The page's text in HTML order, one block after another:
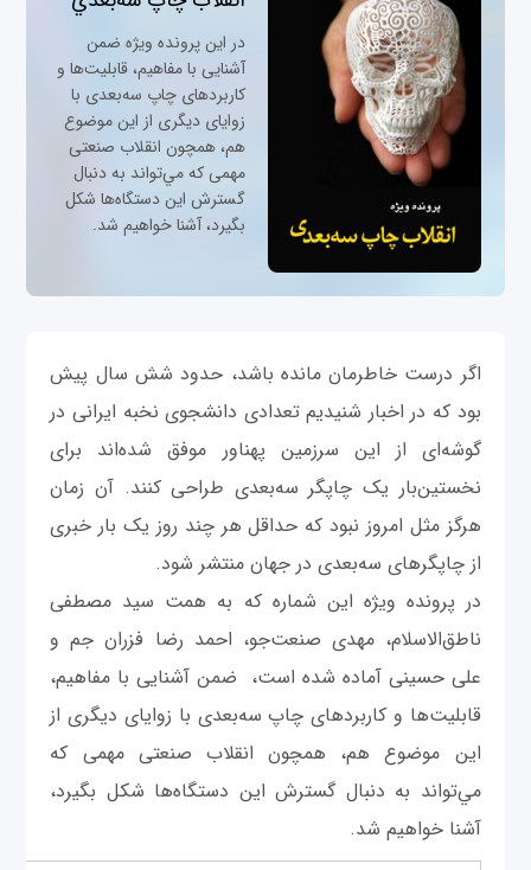
در این پرونده ویژه ضمن
آشنایی با مفاهیم، قابلیت‌ها و
کاربردهای چاپ سه‌بعدی با
زوایای دیگری از این موضوع
هم، همچون انقلاب صنعتی
مهمی که مي‌تواند به دنبال
گسترش این دستگاه‌ها شکل
بگیرد، آشنا خواهیم شد.
اگر درست خاطرمان مانده باشد، حدود شش سال پیش
بود که در اخبار شنیدیم تعدادی دانشجوی نخبه ایرانی در
گوشه‌ای از این سرزمین پهناور موفق شده‌اند برای
نخستین‌بار یک چاپگر سه‌بعدی طراحی کنند. آن زمان
هرگز مثل امروز نبود که حداقل هر چند روز یک بار خبری
از چاپگرهای سه‌بعدی در جهان منتشر شود.
در پرونده ویژه این شماره که به همت سید مصطفی
ناطق‌الاسلام، مهدی صنعت‌جو، احمد رضا فزران جم و
علی حسینی آماده شده است، ضمن آشنایی با مفاهیم،
قابلیت‌ها و کاربردهای چاپ سه‌بعدی با زوایای دیگری از
این موضوع هم، همچون انقلاب صنعتی مهمی که
مي‌تواند به دنبال گسترش این دستگاه‌ها شکل بگیرد،
آشنا خواهیم شد.